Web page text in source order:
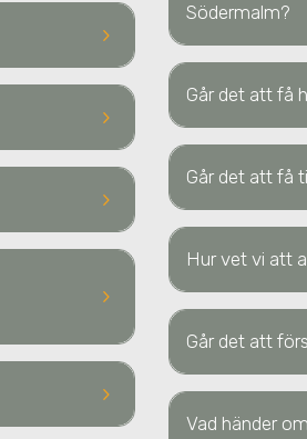
keyboard_arrow_right
keyboard_arrow_right
keyboard_arrow_right
keyboard_arrow_right
keyboard_arrow_right
Södermalm?
Går det att få
Går det att få
Hur vet vi att
Går det att
Vad händer